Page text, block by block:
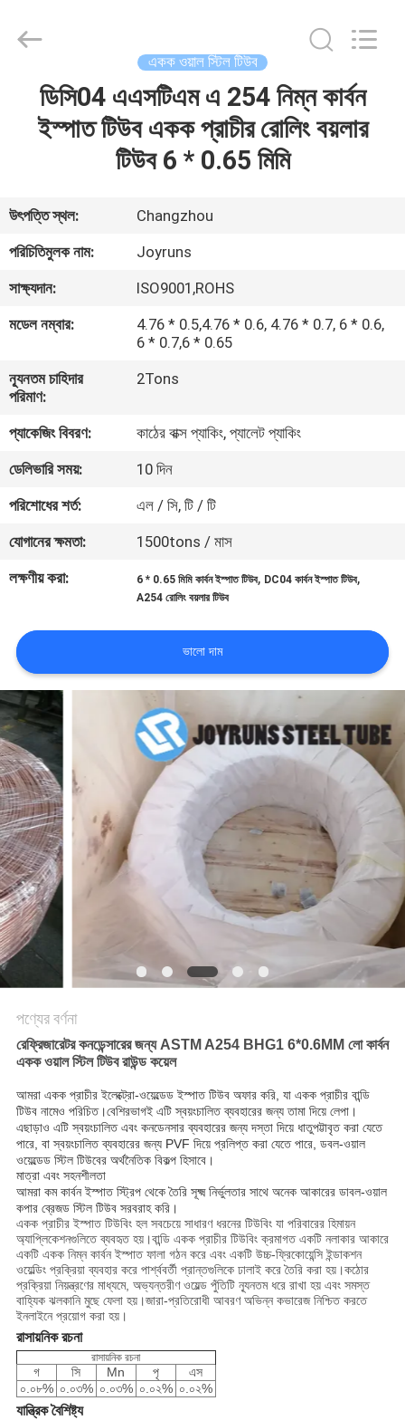
আমাদের
সম্পর্কে
কারখানা
ভ্রমণ
মান
নিয়ন্ত্রণ
যোগাযোগ
করুন
উদ্ধৃতির
আবেদন
সাইটম্যাপ
গোপনীয়তা
নীতি
Tube
Reserved.
একক ওয়াল স্টিল টিউব
ডিসি04 এএসটিএম এ 254 নিম্ন কার্বন
ইস্পাত টিউব একক প্রাচীর রোলিং বয়লার
টিউব 6 * 0.65 মিমি
উৎপত্তি স্থল:
Changzhou
পরিচিতিমুলক নাম:
Joyruns
সাক্ষ্যদান:
ISO9001,ROHS
মডেল নম্বার:
4.76 * 0.5,4.76 * 0.6, 4.76 * 0.7, 6 * 0.6,
6 * 0.7,6 * 0.65
ন্যূনতম চাহিদার
পরিমাণ:
2Tons
প্যাকেজিং বিবরণ:
কাঠের বাক্স প্যাকিং, প্যালেট প্যাকিং
ডেলিভারি সময়:
10 দিন
পরিশোধের শর্ত:
এল / সি, টি / টি
যোগানের ক্ষমতা:
1500tons / মাস
লক্ষণীয় করা:
6 * 0.65 মিমি কার্বন ইস্পাত টিউব, DC04 কার্বন ইস্পাত টিউব,
A254 রোলিং বয়লার টিউব
ভালো দাম
পণ্যের বর্ণনা
রেফ্রিজারেটর কনডেন্সারের জন্য ASTM A254 BHG1 6*0.6MM লো কার্বন
একক ওয়াল স্টিল টিউব রাউন্ড কয়েল
আমরা একক প্রাচীর ইলেক্ট্রো-ওয়েল্ডেড ইস্পাত টিউব অফার করি, যা একক প্রাচীর বান্ডি
টিউব নামেও পরিচিত।বেশিরভাগই এটি স্বয়ংচালিত ব্যবহারের জন্য তামা দিয়ে লেপা।
এছাড়াও এটি স্বয়ংচালিত এবং কনডেনসার ব্যবহারের জন্য দস্তা দিয়ে ধাতুপট্টাবৃত করা যেতে
পারে, বা স্বয়ংচালিত ব্যবহারের জন্য PVF দিয়ে প্রলিপ্ত করা যেতে পারে, ডবল-ওয়াল
ওয়েল্ডেড স্টিল টিউবের অর্থনৈতিক বিকল্প হিসাবে।
মাত্রা এবং সহনশীলতা
আমরা কম কার্বন ইস্পাত স্ট্রিপ থেকে তৈরি সূক্ষ্ম নির্ভুলতার সাথে অনেক আকারের ডাবল-ওয়াল
কপার ব্রেজড স্টিল টিউব সরবরাহ করি।
একক প্রাচীর ইস্পাত টিউবিং হল সবচেয়ে সাধারণ ধরনের টিউবিং যা পরিবারের হিমায়ন
অ্যাপ্লিকেশনগুলিতে ব্যবহৃত হয়।বান্ডি একক প্রাচীর টিউবিং ক্রমাগত একটি নলাকার আকারে
একটি একক নিম্ন কার্বন ইস্পাত ফালা গঠন করে এবং একটি উচ্চ-ফ্রিকোয়েন্সি ইন্ডাকশন
ওয়েল্ডিং প্রক্রিয়া ব্যবহার করে পার্শ্ববর্তী প্রান্তগুলিকে ঢালাই করে তৈরি করা হয়।কঠোর
প্রক্রিয়া নিয়ন্ত্রণের মাধ্যমে, অভ্যন্তরীণ ওয়েল্ড পুঁতিটি ন্যূনতম ধরে রাখা হয় এবং সমস্ত
বাহ্যিক ঝলকানি মুছে ফেলা হয়।জারা-প্রতিরোধী আবরণ অভিন্ন কভারেজ নিশ্চিত করতে
ইনলাইনে প্রয়োগ করা হয়।
রাসায়নিক রচনা
রাসায়নিক রচনা
গ সি Mn পৃ
এস
০.০৮% ০.০৩% ০.০৩% ০.০২% ০.০২%
যান্ত্রিক বৈশিষ্ট্য